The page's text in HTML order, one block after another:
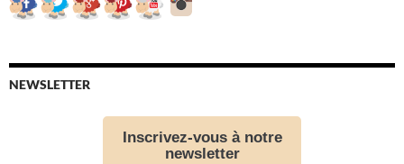
NEWSLETTER
Inscrivez-vous à notre
newsletter